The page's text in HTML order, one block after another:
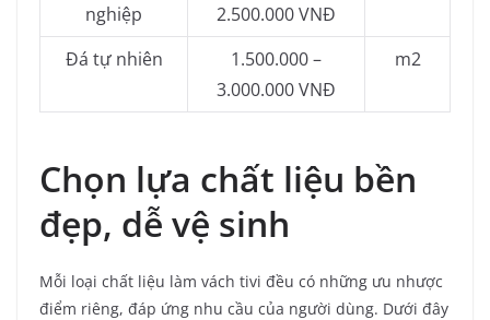
nghiệp
2.500.000 VNĐ
Đá tự nhiên
1.500.000 –
3.000.000 VNĐ
m2
Chọn lựa chất liệu bền
đẹp, dễ vệ sinh
Mỗi loại chất liệu làm vách tivi đều có những ưu nhược
điểm riêng, đáp ứng nhu cầu của người dùng. Dưới đây